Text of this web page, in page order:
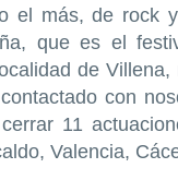
el más, de rock
que es el
de
con
11
Valencia,